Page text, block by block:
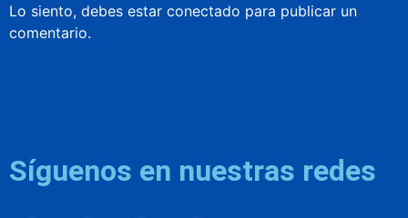
Lo siento, debes estar conectado para publicar un
comentario.
Síguenos en nuestras redes